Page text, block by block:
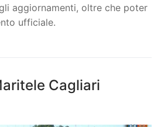
aggiornamenti, oltre che poter
ufficiale.
Cagliari